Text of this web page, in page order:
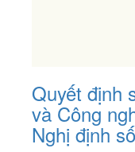
Quyết định
và Công
Nghị định